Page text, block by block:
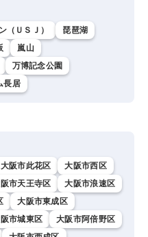
（ＵＳＪ）
琵琶湖
嵐山
万博記念公園
長居
大阪市此花区
大阪市西区
市天王寺区
大阪市浪速区
大阪市東成区
市城東区
大阪市阿倍野区